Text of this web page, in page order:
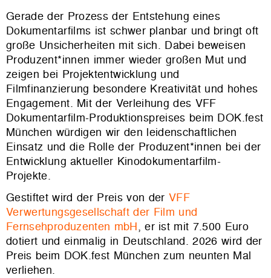
Gerade der Prozess der Entstehung eines
Dokumentarfilms ist schwer planbar und bringt oft
große Unsicherheiten mit sich. Dabei beweisen
Produzent*innen immer wieder großen Mut und
zeigen bei Projektentwicklung und
Filmfinanzierung besondere Kreativität und hohes
Engagement. Mit der Verleihung des VFF
Dokumentarfilm-Produktionspreises beim DOK.fest
München würdigen wir den leidenschaftlichen
Einsatz und die Rolle der Produzent*innen bei der
Entwicklung aktueller Kinodokumentarfilm-
Projekte.
Gestiftet wird der Preis von der VFF
Verwertungsgesellschaft der Film und
Fernsehproduzenten mbH, er ist mit 7.500 Euro
dotiert und einmalig in Deutschland. 2026 wird der
Preis beim DOK.fest München zum neunten Mal
verliehen.